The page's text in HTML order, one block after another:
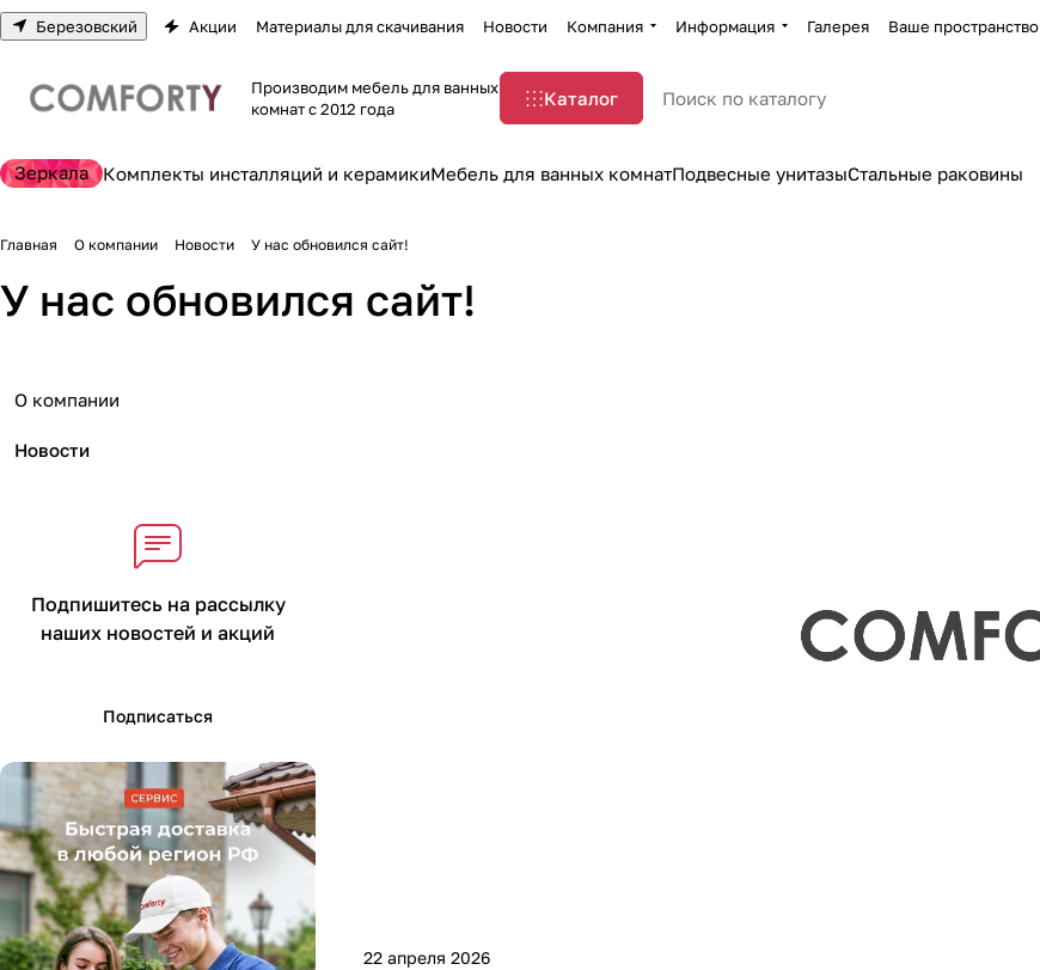
Березовский Акции Материалы для скачивания Новости Компания Информация Галерея Ваше пространство
Производим мебель для ванных
комнат с 2012 года
Каталог
Зеркала Комплекты инсталляций и керамикиМебель для ванных комнатПодвесные унитазыСтальные раковины
Главная О компании Новости У нас обновился сайт!
У нас обновился сайт!
22 апреля 2026
О компании
Новости
Подпишитесь на рассылку
наших новостей и акций
Подписаться